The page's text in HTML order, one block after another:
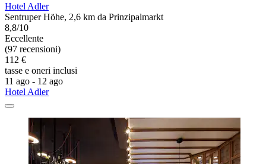
Hotel Adler
Sentruper Höhe, 2,6 km da Prinzipalmarkt
8,8/10
Eccellente
(97 recensioni)
112 €
tasse e oneri inclusi
11 ago - 12 ago
Hotel Adler